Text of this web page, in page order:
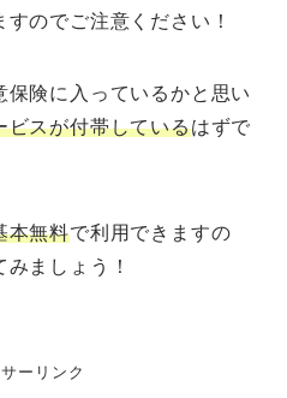
のでご注意ください！
保険に入っているかと思い
ビスが付帯しているはずで
本無料で利用できますの
ましょう！
ーリンク